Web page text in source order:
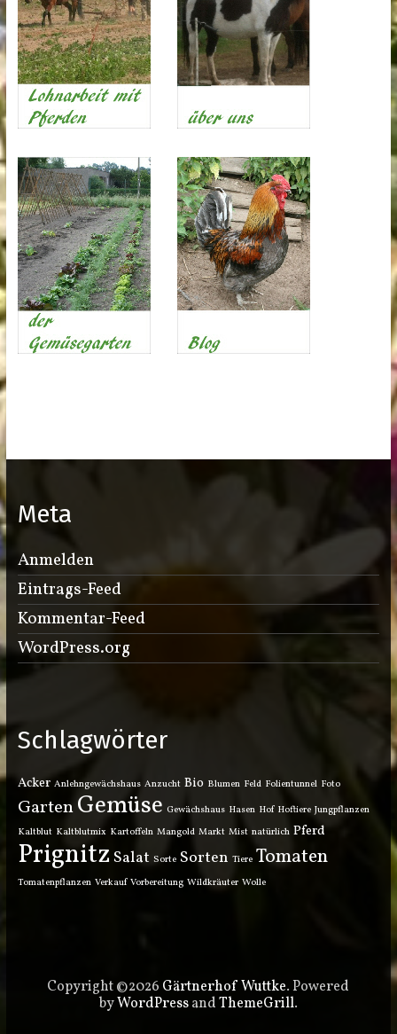
Meta
Anmelden
Eintrags-Feed
Kommentar-Feed
WordPress.org
Schlagwörter
Acker Anlehngewächshaus Anzucht Bio Blumen Feld Folientunnel Foto
GartenGemüse Gewächshaus Hasen Hof Hoftiere Jungpflanzen
Kaltblut Kaltblutmix Kartoffeln Mangold Markt Mist natürlich Pferd
Prignitz Salat Sorte Sorten Tiere Tomaten
Tomatenpflanzen Verkauf Vorbereitung Wildkräuter Wolle
Copyright ©2026 Gärtnerhof Wuttke. Powered
byWordPressandThemeGrill.